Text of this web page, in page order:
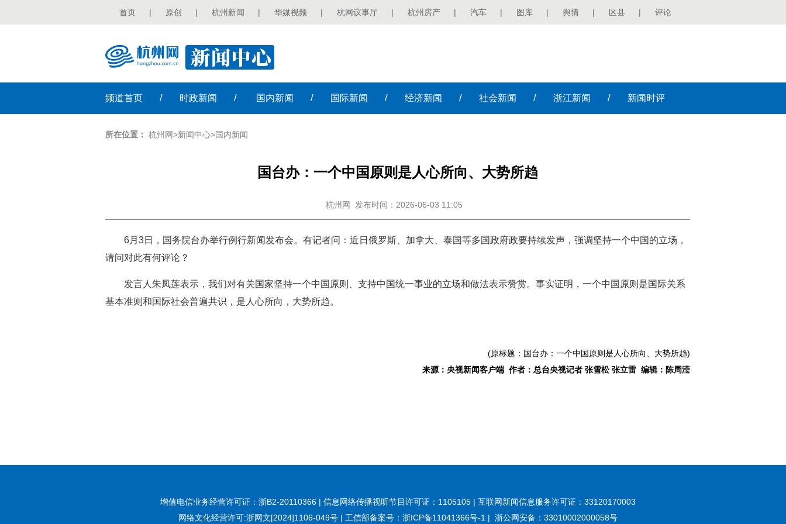
首页 | 原创 | 杭州新闻 | 华媒视频 | 杭网议事厅 | 杭州房产 | 汽车 | 图库 | 舆情 | 区县 | 评论
频道首页 / 时政新闻 / 国内新闻 / 国际新闻 / 经济新闻 / 社会新闻 / 浙江新闻 / 新闻时评
所在位置： 杭州网>新闻中心>国内新闻
国台办：一个中国原则是人心所向、大势所趋
杭州网 发布时间：2026-06-03 11:05
6月3日，国务院台办举行例行新闻发布会。有记者问：近日俄罗斯、加拿大、泰国等多国政府政要持续发声，强调坚持一个中国的立场，
请问对此有何评论？
发言人朱凤莲表示，我们对有关国家坚持一个中国原则、支持中国统一事业的立场和做法表示赞赏。事实证明，一个中国原则是国际关系
基本准则和国际社会普遍共识，是人心所向，大势所趋。
(原标题：国台办：一个中国原则是人心所向、大势所趋)
来源：央视新闻客户端 作者：总台央视记者 张雪松 张立雷 编辑：陈周滢
增值电信业务经营许可证：浙B2-20110366 | 信息网络传播视听节目许可证：1105105 | 互联网新闻信息服务许可证：33120170003
网络文化经营许可:浙网文[2024]1106-049号| 工信部备案号：浙ICP备11041366号-1 | 浙公网安备：33010002000058号